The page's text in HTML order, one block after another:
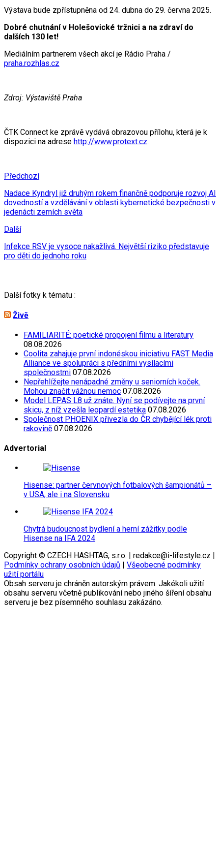
Výstava bude zpřístupněna od 24. dubna do 29. června 2025.
Dobré chutnání v Holešovické tržnici a na zdraví do
dalších 130 let!
Mediálním partnerem všech akcí je Rádio Praha /
praha.rozhlas.cz
Zdroj: Výstaviště Praha
ČTK Connect ke zprávě vydává obrazovou přílohu, která je k
dispozici na adrese http://www.protext.cz.
Předchozí
Nadace Kyndryl již druhým rokem finančně podporuje rozvoj AI
dovedností a vzdělávání v oblasti kybernetické bezpečnosti v
jedenácti zemích světa
Další
Infekce RSV je vysoce nakažlivá. Největší riziko představuje
pro děti do jednoho roku
Další fotky k tématu :
Živě
FAMILIARITÉ: poetické propojení filmu a literatury
08.08.2026
Coolita zahajuje první indonéskou iniciativu FAST Media
Alliance ve spolupráci s předními vysílacími
společnostmi 07.08.2026
Nepřehlížejte nenápadné změny u seniorních koček.
Mohou značit vážnou nemoc 07.08.2026
Model LEPAS L8 už znáte. Nyní se podívejte na první
skicu, z níž vzešla leopardí estetika 07.08.2026
Společnost PHOENIX přivezla do ČR chybějící lék proti
rakovině 07.08.2026
Advertorial
Hisense: partner červnových fotbalových šampionátů –
v USA, ale i na Slovensku
Chytrá budoucnost bydlení a herní zážitky podle
Hisense na IFA 2024
Copyright © CZECH HASHTAG, s.r.o. | redakce@i-lifestyle.cz |
Podmínky ochrany osobních údajů
Všeobecné podmínky
užití portálu
Obsah serveru je chráněn autorským právem. Jakékoli užití
obsahu serveru včetně publikování nebo jiného šíření obsahu
serveru je bez písemného souhlasu zakázáno.